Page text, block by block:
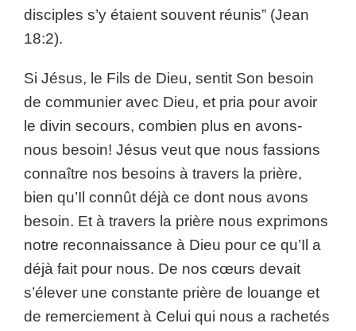
disciples s’y étaient souvent réunis” (Jean
18:2).
Si Jésus, le Fils de Dieu, sentit Son besoin
de communier avec Dieu, et pria pour avoir
le divin secours, combien plus en avons-
nous besoin! Jésus veut que nous fassions
connaître nos besoins à travers la prière,
bien qu’Il connût déjà ce dont nous avons
besoin. Et à travers la prière nous exprimons
notre reconnaissance à Dieu pour ce qu’Il a
déjà fait pour nous. De nos cœurs devait
s’élever une constante prière de louange et
de remerciement à Celui qui nous a rachetés